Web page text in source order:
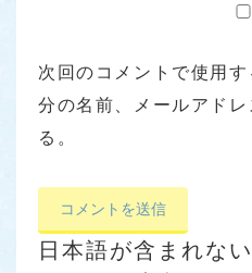
次回のコメントで使用
分の名前、メールアド
る。
日本語が含まれな